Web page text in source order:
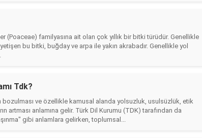
familyasına ait olan çok yıllık bir bitki türüdür. Genellikle
bu bitki, buğday ve arpa ile yakın akrabadır. Genellikle yol
Tdk?
ve özellikle kamusal alanda yolsuzluk, usulsüzlük, etik
artması anlamına gelir. Türk Dil Kurumu (TDK) tarafından da
gibi anlamlara gelirken, toplumsal...